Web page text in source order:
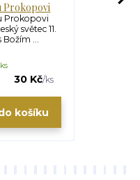
Prokopovi
Prokopovi
světec 11.
Božím ...
30 Kč/ks
košíku
Novéna